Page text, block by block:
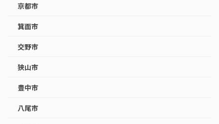
京都市
箕面市
交野市
狭山市
豊中市
八尾市